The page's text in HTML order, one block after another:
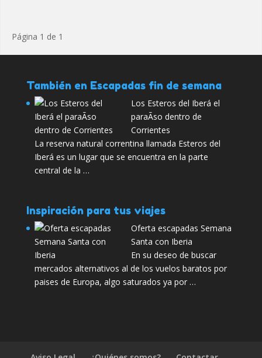
Página 1 de 1
También en Escapadas fin de semana
Los Esteros del Iberá el
paraÃ­so dentro de
Corrientes
La reserva natural correntina llamada Esteros del
Iberá es un lugar que se encuentra en la parte
central de la …
Inspiración para tus viajes
Oferta escapadas Semana
Santa con Iberia
En su deseo de buscar
mercados alternativos al de los vuelos baratos por
paises de Europa, algo saturados ya por …